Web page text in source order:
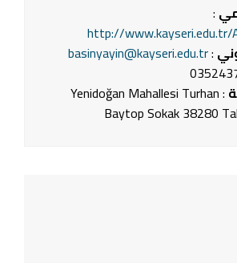
:
http://www.kayseri.edu.tr/
:
basinyayin@kayseri.edu.tr
: Yenidoğan Mahallesi Turhan
Baytop Sokak 38280